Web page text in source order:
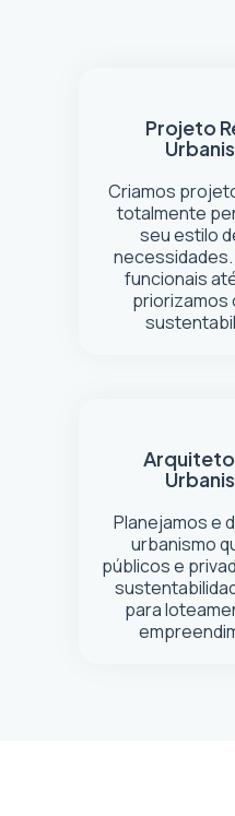
Projeto
Criamos
totalmente
seu estilo
funcionais
priorizamos
Planejamos e
urbanismo
públicos e
para